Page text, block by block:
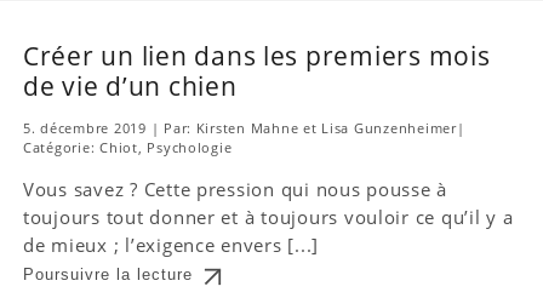
Créer un lien dans les premiers mois
de vie d’un chien
5. décembre 2019 | Par: Kirsten Mahne et Lisa Gunzenheimer|
Catégorie:Chiot, Psychologie
Vous savez ? Cette pression qui nous pousse à
toujours tout donner et à toujours vouloir ce qu’il y a
de mieux ; l’exigence envers [...]
Poursuivre la lecture